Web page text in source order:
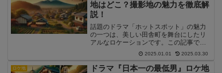
地はどこ？撮影地の魅力を徹底解
説！
話題のドラマ「ホットスポット」の魅力
の一つは、美しい田舎町を舞台にしたリ
アルなロケーションです。この記事で
は、ドラマ「ホットスポット」のロケ地
にスポットを当て、撮影場所の詳細やそ
の魅力について解説します。
2025.01.01 2025.03.30
ロケ地
ドラマ『日本一の最低男』ロケ地